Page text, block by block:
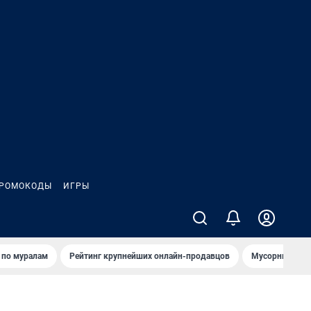
ИГРЫ
по мурaлaм Рейтинг крупнейших онлайн-продавцов Мусорный